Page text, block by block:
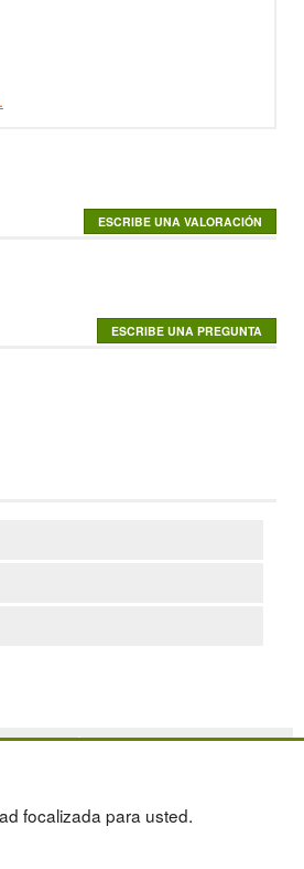
PALETS DE PLÁSTICO
focalizada para usted.